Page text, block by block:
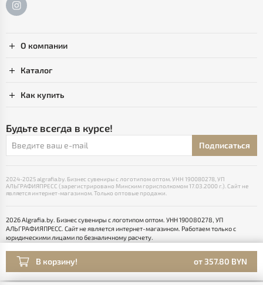
В корзину! от 357.80 BYN
О компании
Каталог
Как купить
Будьте всегда в курсе!
Подписаться
2024-2025 algrafia.by. Бизнес сувениры с логотипом оптом. УНН 190080278, УП
АЛЬГРАФИЯПРЕСС (зарегистрировано Минским горисполкомом 17.03.2000 г.). Сайт не
является интернет-магазином. Только оптовые продажи.
2026 Algrafia.by. Бизнес сувениры с логотипом оптом. УНН 190080278, УП
АЛЬГРАФИЯПРЕСС. Сайт не является интернет-магазином. Работаем только с
юридическими лицами по безналичному расчету.